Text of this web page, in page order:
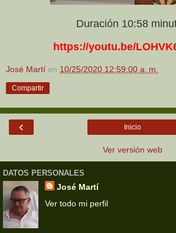
Duración 10:58
https://youtu.be/
José Martí en 10/25/2020 12:59:00 a. m.
Compartir
‹ Inicio
Ver versión web
DATOS PERSONALES
José Martí
Ver todo mi perfil